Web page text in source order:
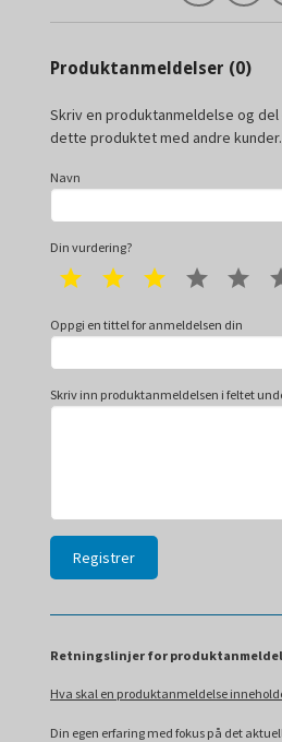
Produktanmeldelser (0)
Skriv en produktanmeldelse og
dette produktet med andre kunder.
Navn
Din vurdering?
1 star 2 star 3 star 4 star 5
Oppgi en tittel for anmeldelsen din
Skriv inn produktanmeldelsen i feltet
Retningslinjer for
Hva skal en produktanmeldelse
Din egen erfaring med fokus på det